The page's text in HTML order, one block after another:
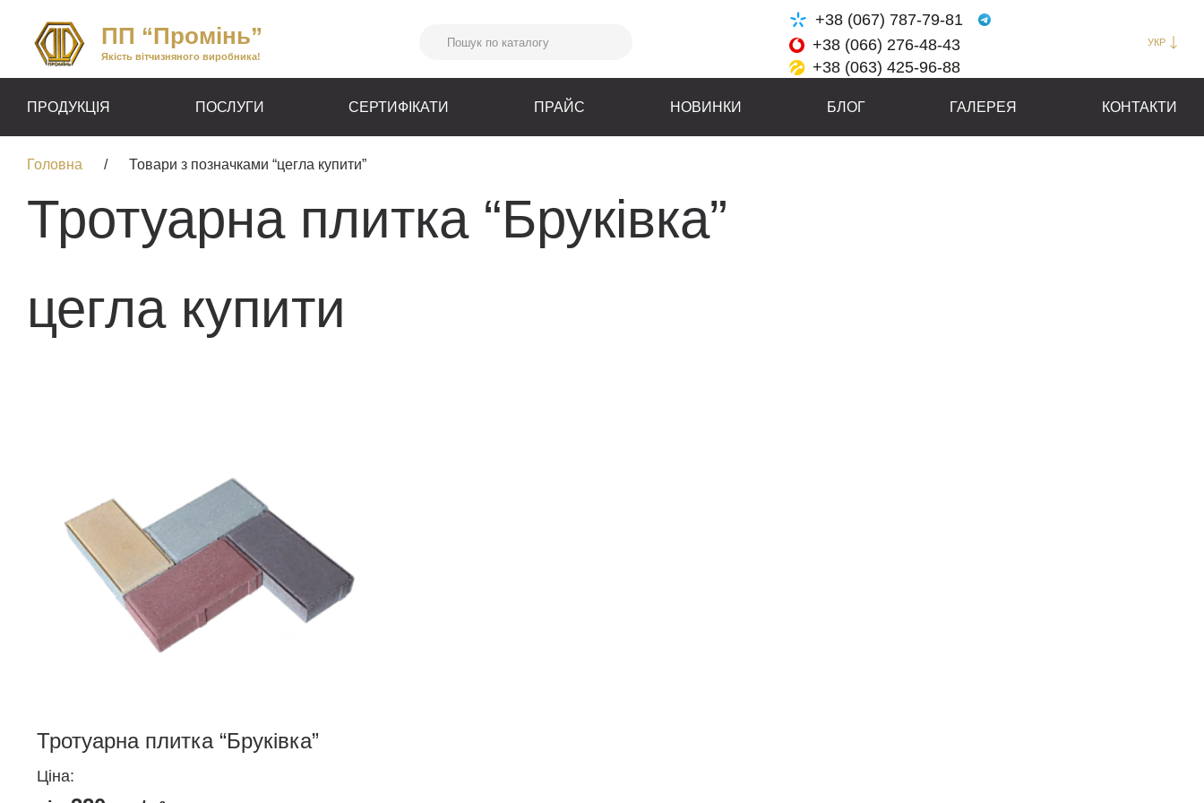
ПП “Промінь”
Якість вітчизняного виробника!
+38 (067) 787-79-81
+38 (066) 276-48-43
+38 (063) 425-96-88
УКР
ПРОДУКЦІЯ ПОСЛУГИ СЕРТИФІКАТИ ПРАЙС НОВИНКИ БЛОГ ГАЛЕРЕЯ КОНТАКТИ
Головна / Товари з позначками “цегла купити”
Тротуарна плитка “Бруківка”
цегла купити
Тротуарна плитка “Бруківка”
Ціна: